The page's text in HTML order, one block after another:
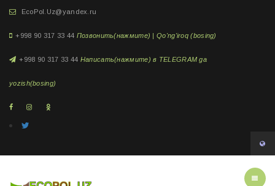
EcoPol.Uz@yandex.ru
+998 90 317 33 44 Позвонить(нажмите) | Qo'ng'iroq (bosing)
+998 90 317 33 44 Написать(нажмите) в TELEGRAM ga
yozish(bosing)